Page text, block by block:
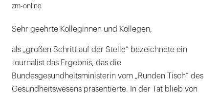
zm-online
Sehr geehrte Kolleginnen und Kollegen,
als „großen Schritt auf der Stelle“ bezeichnete ein
Journalist das Ergebnis, das die
Bundesgesundheitsministerin vom „Runden Tisch“ des
Gesundheitswesens präsentierte. In der Tat blieb von